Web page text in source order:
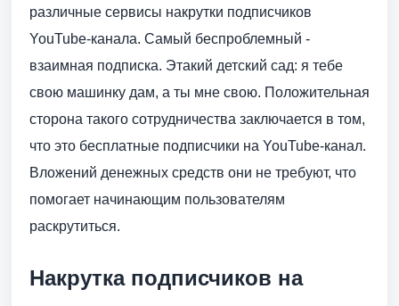
различные сервисы накрутки подписчиков
YouTube-канала. Самый беспроблемный -
взаимная подписка. Этакий детский сад: я тебе
свою машинку дам, а ты мне свою. Положительная
сторона такого сотрудничества заключается в том,
что это бесплатные подписчики на YouTube-канал.
Вложений денежных средств они не требуют, что
помогает начинающим пользователям
раскрутиться.
Накрутка подписчиков на